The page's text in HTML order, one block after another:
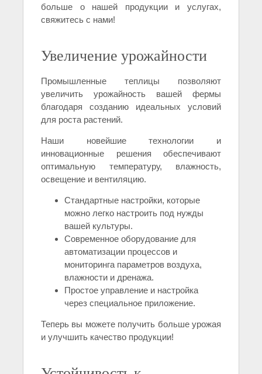
больше о нашей продукции и услугах,
свяжитесь с нами!
Увеличение урожайности
Промышленные теплицы позволяют
увеличить урожайность вашей фермы
благодаря созданию идеальных условий
для роста растений.
Наши новейшие технологии и
инновационные решения обеспечивают
оптимальную температуру, влажность,
освещение и вентиляцию.
Стандартные настройки, которые
можно легко настроить под нужды
вашей культуры.
Современное оборудование для
автоматизации процессов и
мониторинга параметров воздуха,
влажности и дренажа.
Простое управление и настройка
через специальное приложение.
Теперь вы можете получить больше урожая
и улучшить качество продукции!